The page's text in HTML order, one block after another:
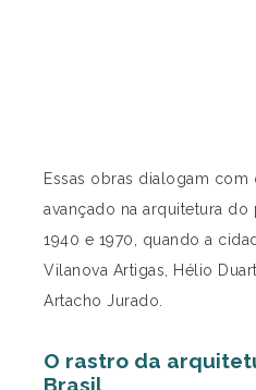
Essas obras dialogam com
avançado na arquitetura do
1940 e 1970, quando a
Vilanova Artigas, Hélio
Artacho Jurado.
O rastro da
Brasil